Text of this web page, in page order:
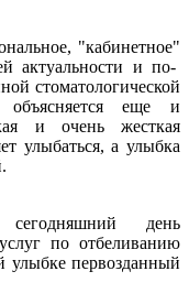
"кабинетное"
актуальности и по-
стоматологической
еще и
и очень жесткая
улыбаться, а улыбка
день
по отбеливанию
улыбке первозданный